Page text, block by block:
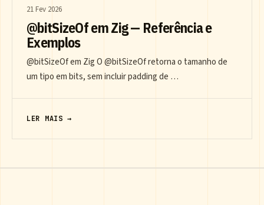
21 Fev 2026
@bitSizeOf em Zig — Referência e
Exemplos
@bitSizeOf em Zig O @bitSizeOf retorna o tamanho de
um tipo em bits, sem incluir padding de …
LER MAIS →